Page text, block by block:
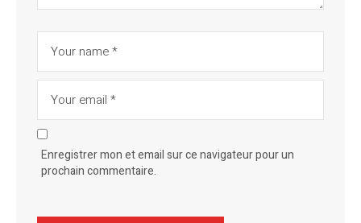
Enregistrer mon et email sur ce navigateur pour un
prochain commentaire.